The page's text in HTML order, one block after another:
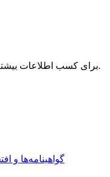
برای کسب اطلاعات بیشتر ما را در شبکه‌های اجتماعی دنبال کنید.
گواهینامه‌ها و